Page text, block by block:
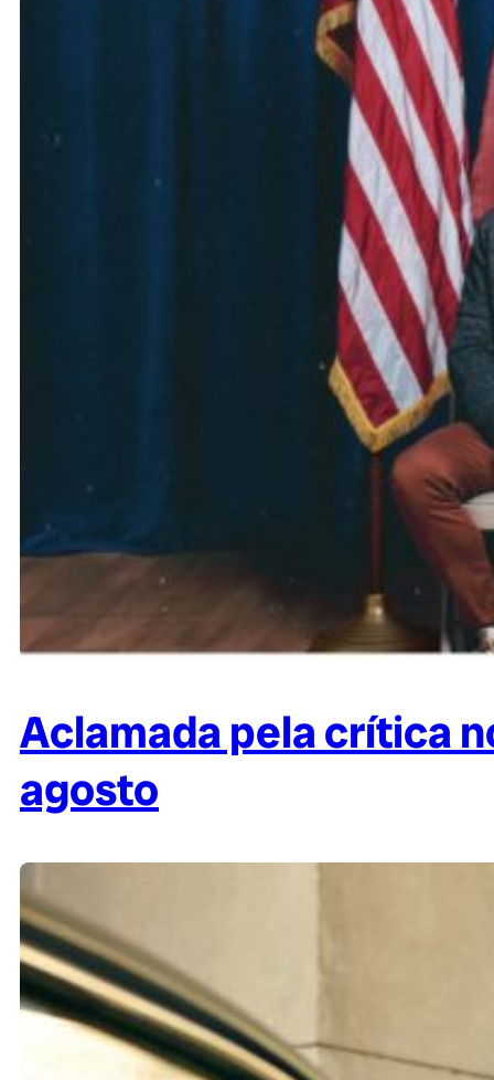
Aclamada pela crítica
agosto